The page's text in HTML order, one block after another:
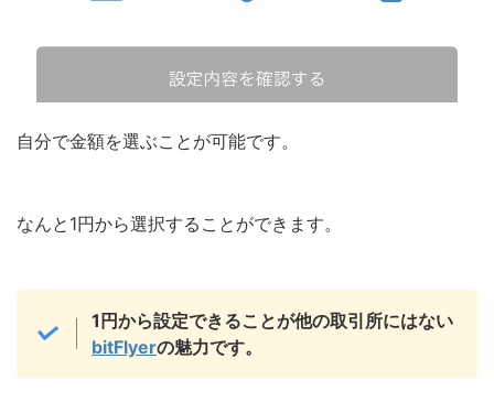
自分で金額を選ぶことが可能です。
なんと 1円から選択することができます。
1円から設定できることが他の取引所にはない
bitFlyerの魅力です。